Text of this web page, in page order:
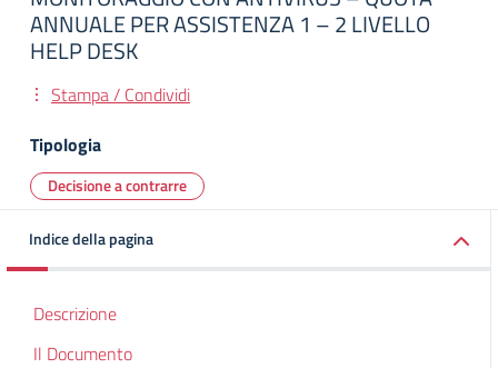
ANNUALE PER ASSISTENZA 1 – 2 LIVELLO
HELP DESK
Stampa / Condividi
Tipologia
Decisione a contrarre
Indice della pagina
Descrizione
Il Documento